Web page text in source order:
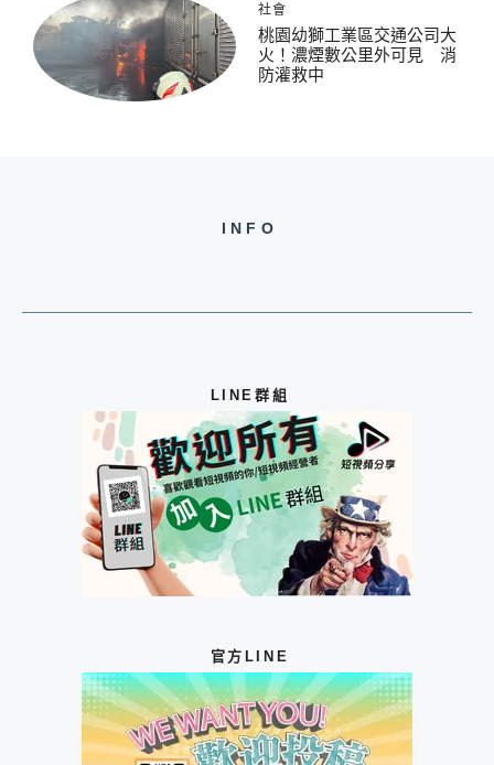
社會
桃園幼獅工業區交通公司大
火！濃煙數公里外可見 消
防灌救中
INFO
LINE群組
官方LINE